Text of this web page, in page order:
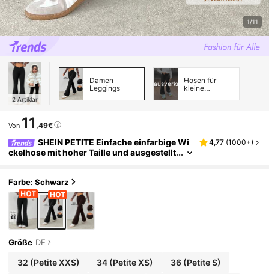
1/11
2 Artiklar
Damen
Leggings
ausverkauftHosen für
kleine
Von 11 ,49€
SHEIN PETITE Einfache einfarbige Wi
ckelhose mit hoher Taille und ausgestellt
4,77 (1000+)
Farbe: Schwarz
Größe DE
32 (Petite XXS) 34 (Petite XS) 36(Petite S)